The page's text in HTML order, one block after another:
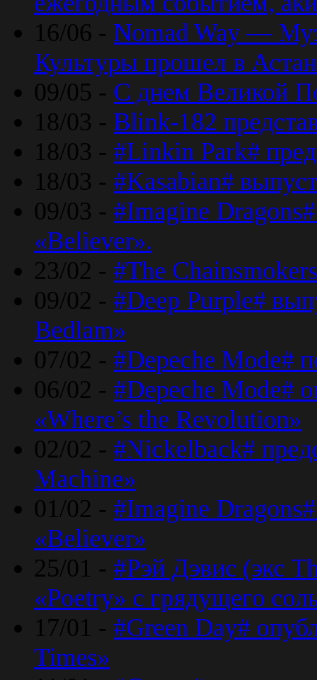
16/06 - Nomad Way —
Культуры прошел в
09/05 - С днем Великой
18/03 - Blink-182
18/03 - #Linkin Park#
18/03 - #Kasabian#
09/03 - #Imagine
«Believer».
23/02 - #The
09/02 - #Deep Purple#
Bedlam»
07/02 - #Depeche Mode#
06/02 - #Depeche Mode#
«Where’s the Revolution»
02/02 - #Nickelback#
Machine»
01/02 - #Imagine
«Believer»
25/01 - #Рэй Дэвис (экс
«Poetry» с грядущего
17/01 - #Green Day#
Times»